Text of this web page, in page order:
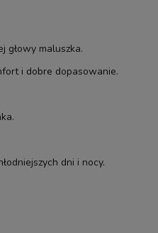
głowy maluszka.
i dobre dopasowanie.
dni i nocy.